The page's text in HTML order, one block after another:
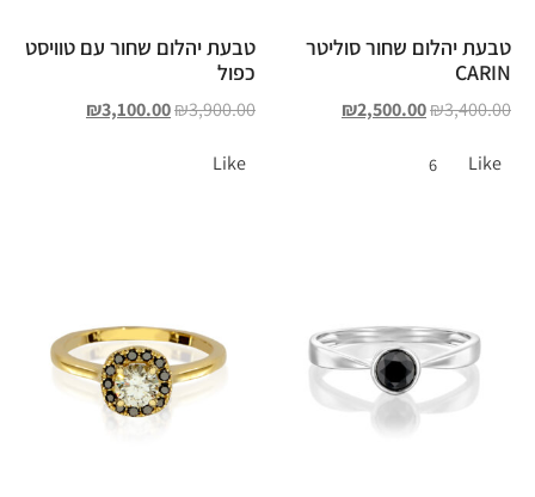
טבעת יהלום שחור סוליטר
CARIN
₪3,400.00
₪2,500.00
Like
6
טבעת יהלום שחור עם טוויסט
כפול
₪3,900.00
₪3,100.00
Like